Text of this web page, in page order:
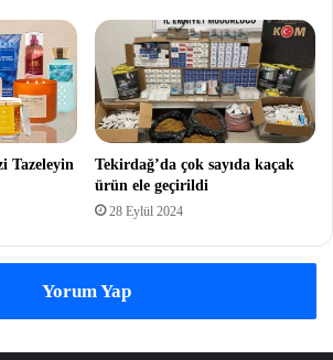
Tazeleyin
Tekirdağ’da çok sayıda kaçak
ürün ele geçirildi
28 Eylül 2024
Yorum Yap